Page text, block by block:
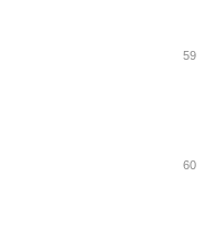
59
60